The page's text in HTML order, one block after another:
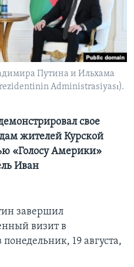
Путина и Ильхама
Administrasiyası).
свое
жителей Курской
«Голосу Америки»
Иван
завершил
визит в
19 августа,